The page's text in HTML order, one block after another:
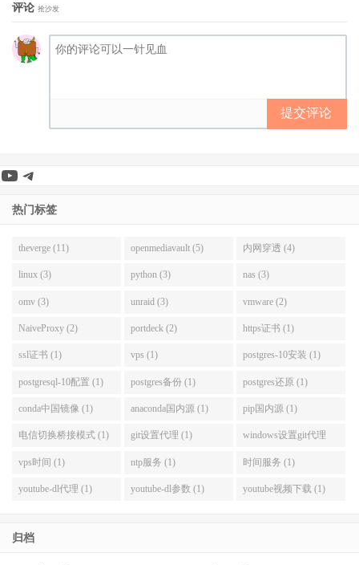
评论 抢沙发
提交评论
YouTube
Telegram
热门标签
theverge (11) openmediavault (5) 内网穿透 (4)
linux (3) python (3) nas (3)
omv (3) unraid (3) vmware (2)
NaiveProxy (2) portdeck (2) https证书 (1)
ssl证书 (1) vps (1) postgres-10安装 (1)
postgresql-10配置 (1) postgres备份 (1) postgres还原 (1)
conda中国镜像 (1) anaconda国内源 (1) pip国内源 (1)
电信切换桥接模式 (1) git设置代理 (1) windows设置git代理
(1)
vps时间 (1) ntp服务 (1) 时间服务 (1)
youtube-dl代理 (1) youtube-dl参数 (1) youtube视频下载 (1)
归档